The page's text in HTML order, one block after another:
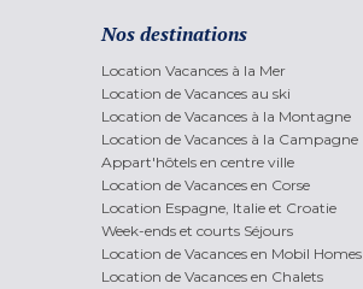
Nos destinations
Location Vacances à la Mer
Location de Vacances au ski
Location de Vacances à la Montagne
Location de Vacances à la Campagne
Appart'hôtels en centre ville
Location de Vacances en Corse
Location Espagne, Italie et Croatie
Week-ends et courts Séjours
Location de Vacances en Mobil Homes
Location de Vacances en Chalets